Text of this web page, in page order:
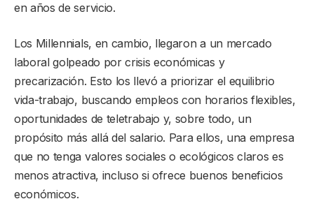
en años de servicio.
Los Millennials, en cambio, llegaron a un mercado
laboral golpeado por crisis económicas y
precarización. Esto los llevó a priorizar el equilibrio
vida-trabajo, buscando empleos con horarios flexibles,
oportunidades de teletrabajo y, sobre todo, un
propósito más allá del salario. Para ellos, una empresa
que no tenga valores sociales o ecológicos claros es
menos atractiva, incluso si ofrece buenos beneficios
económicos.